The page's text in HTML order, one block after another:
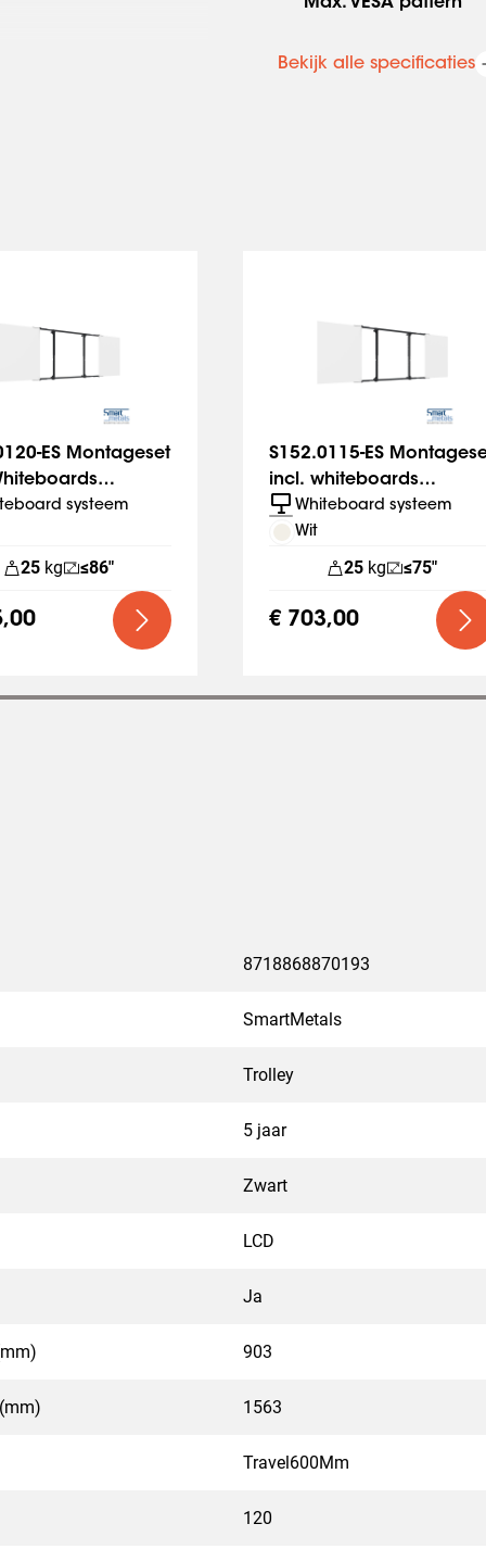
Bekijk alle specificaties
ES Montageset
systeem
25 kg ≤86"
S152.0115-ES
incl. whiteboards
SmartMetals
Whiteboard systeem
Wit
25 kg ≤75"
€ 703,00
8718868870193
SmartMetals
Trolley
5 jaar
Zwart
LCD
Ja
903
1563
Travel600Mm
120